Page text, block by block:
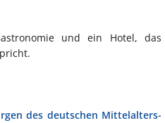
und ein Hotel, das
des deutschen Mittelalters-